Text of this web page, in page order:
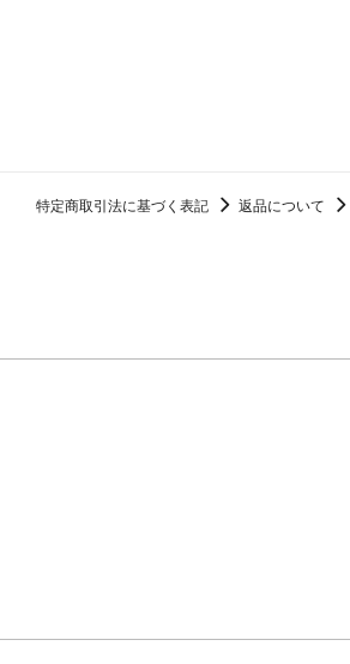
特定商取引法に基づく表記 返品について